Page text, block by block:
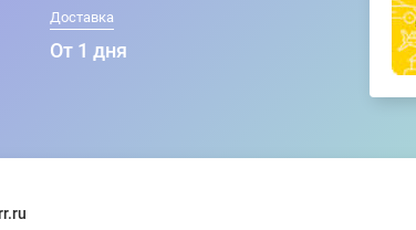
Доставка
От 1 дня